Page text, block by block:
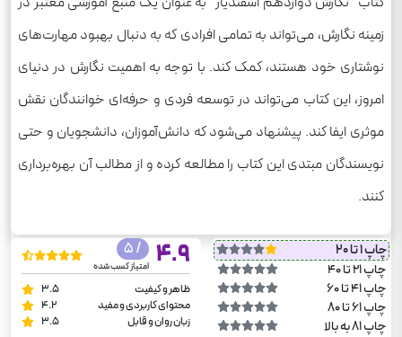
زمینه نگارش، می‌تواند به تمامی افرادی که به دنبال بهبود مهارت‌های
نوشتاری خود هستند، کمک کند. با توجه به اهمیت نگارش در دنیای
امروز، این کتاب می‌تواند در توسعه فردی و حرفه‌ای خوانندگان نقش
موثری ایفا کند. پیشنهاد می‌شود که دانش‌آموزان، دانشجویان و حتی
نویسندگان مبتدی این کتاب را مطالعه کرده و از مطالب آن بهره‌برداری
کنند.
چاپ 1 تا 20
چاپ 21 تا 40
چاپ 41 تا 60
چاپ 61 تا 80
چاپ 81 به بالا
4.9
/ 5
امتیاز کسب شده
ظاهر و کیفیت
3.5
محتوای کاربردی و مفید
4.2
زبان روان و قابل
3.5